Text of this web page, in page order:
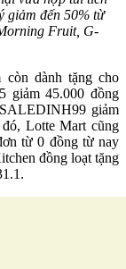
giảm đến 50% từ
Fruit, G-
dành tặng cho
giảm 45.000 đồng
giảm
Lotte Mart cũng
từ 0 đồng từ nay
đồng loạt tặng